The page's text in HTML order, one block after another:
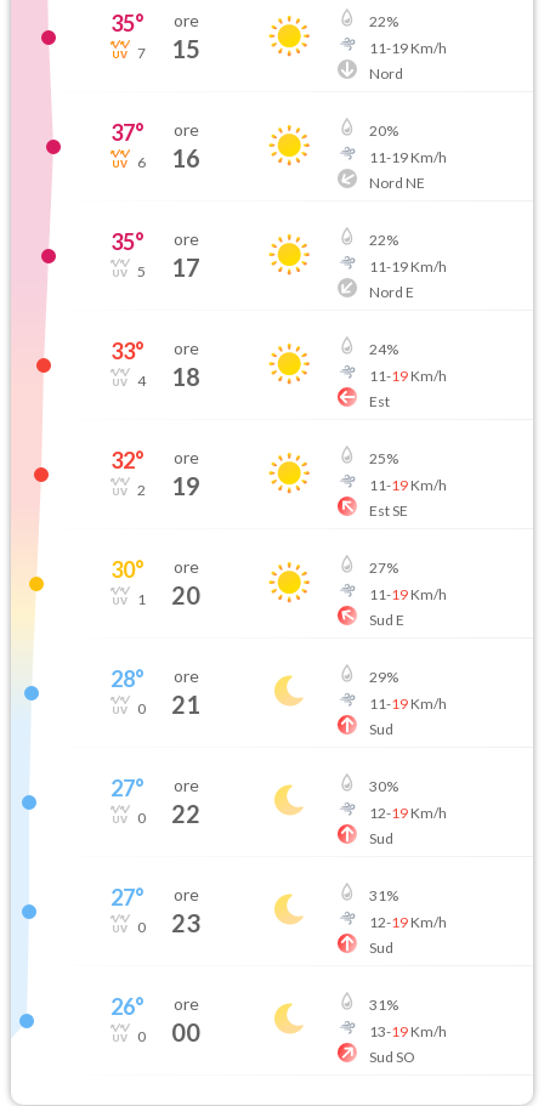
35°
7
ore
15
22%
11-19Km/h
Nord
37°
6
ore
16
20%
11-19Km/h
Nord NE
35°
5
ore
17
22%
11-19Km/h
Nord E
33°
4
ore
18
24%
11-19Km/h
Est
32°
2
ore
19
25%
11-19Km/h
Est SE
30°
1
ore
20
27%
11-19Km/h
Sud E
28°
0
ore
21
29%
11-19Km/h
Sud
27°
0
ore
22
30%
12-19Km/h
Sud
27°
0
ore
23
31%
12-19Km/h
Sud
26°
0
ore
00
31%
13-19Km/h
Sud SO